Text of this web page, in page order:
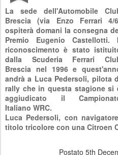
La sede dell'Automobile
Brescia (via Enzo Ferrari 4/
ospiterà domani la consegna
Premio Eugenio Castellotti.
riconoscimento è stato
dalla Scuderia Ferrari
Brescia nel 1996 e
andrà a Luca Pedersoli, pilota
rally che in questa stagione si
aggiudicato il
Italiano WRC.
Luca Pedersoli, con
titolo tricolore con una Citroen
Postato 5th